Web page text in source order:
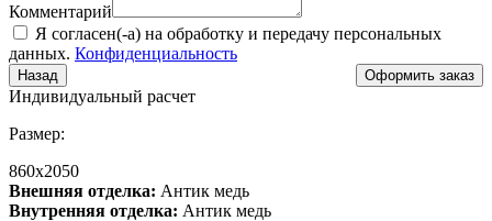
Комментарий
Я согласен(-а) на обработку и передачу персональных
данных. Конфиденциальность
Назад
Индивидуальный расчет
Размер:
860х2050
Внешняя отделка: Антик медь
Внутренняя отделка: Антик медь